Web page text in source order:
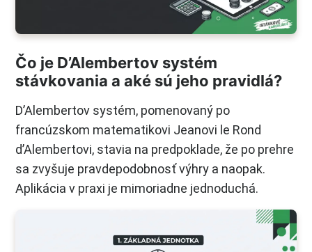
Čo je D’Alembertov systém
stávkovania a aké sú jeho pravidlá?
D’Alembertov systém, pomenovaný po
francúzskom matematikovi Jeanovi le Rond
d’Alembertovi, stavia na predpoklade, že po prehre
sa zvyšuje pravdepodobnosť výhry a naopak.
Aplikácia v praxi je mimoriadne jednoduchá.